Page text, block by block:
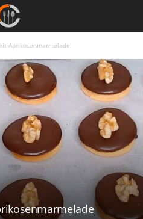
Aprikosenmarmelade